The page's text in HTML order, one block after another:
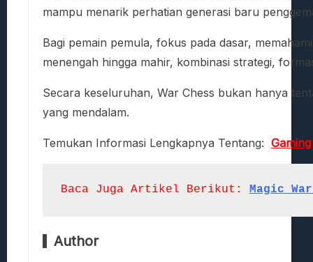
mampu menarik perhatian generasi baru
Bagi pemain pemula, fokus pada dasar,
menengah hingga mahir, kombinasi strategi,
Secara keseluruhan, War Chess bukan hanya
yang mendalam.
Temukan Informasi Lengkapnya Tentang: Gaming
Baca Juga Artikel Berikut: Magic
Author